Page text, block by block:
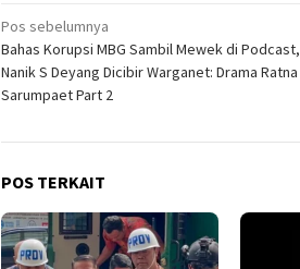
Navigasi
pos
Pos sebelumnya
Bahas Korupsi MBG Sambil Mewek di Podcast,
Nanik S Deyang Dicibir Warganet: Drama Ratna
Sarumpaet Part 2
POS TERKAIT